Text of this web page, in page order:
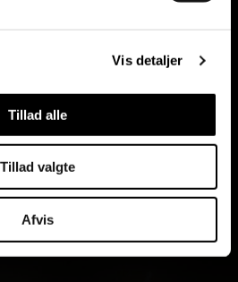
Vis detaljer
Tillad alle
Tillad valgte
Afvis